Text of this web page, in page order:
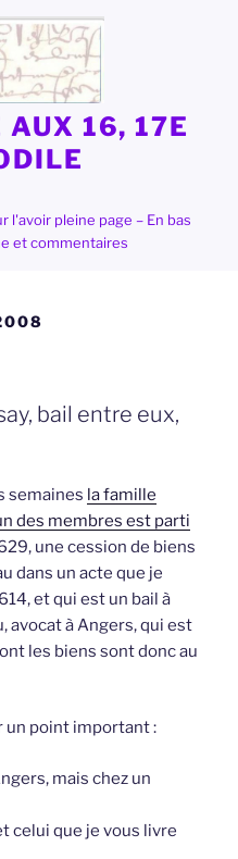
AUX 16, 17E
l'avoir pleine page – En bas
et commentaires
bail entre eux,
semaines la famille
des membres est parti
une cession de biens
dans un acte que je
et qui est un bail à
avocat à Angers, qui est
les biens sont donc au
un point important :
mais chez un
celui que je vous livre